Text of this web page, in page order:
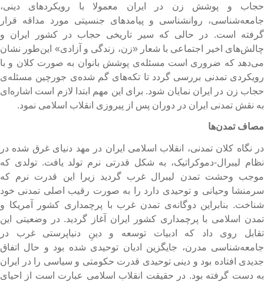
و پوشش زن در ایران معمولا با رویکردهای دینی،
روانشناسی و پیامدهای جنسیتی مورد مداقه قرار
است. در حالی که سیر تاریخی حجاب در کشور ایران و
اخیر اجتماعی با شعار «زن، زندگی و آزادی» این‌طور نشان
که ضروری است مسئله‌ی پوشش بانوان به صورت کلان و با
تمدنی بررسی گردد تا تکه‌های گم شده‌ی جورچین مسئله‌ی
زن در ایران نمایان شود. برای این مهم ابتدا لازم است اشاره‌ای
نقش تمدنی ایران در دوران پس از پیروزی انقلاب اسلامی نمود.
تمدن‌‌ها
نگاه کلان تمدنی، انقلاب اسلامی ایران در مهد دنیای غرق شده در
لیبرال-دموکراتیک، به شکل قدرتی نرم تولد یافت. تولدی که
وحشت تمدن لیبرال غرب گردید زیرا این قدرت نرم که
وحیانی و توحیدی دارد را به صورت رقیب اصلی تمدنی خود
بنابراین دوگانه‌ی تمدن غرب با پرچمداری کشور آمریکا و
اسلامی با پرچمداری کشور ایران آغاز گردید. در وضعیتی این
روی داد که ادبیات توسعه و دینِ دنیاپرستی غرب در
مدرن، جایگزین ادیان توحیدی شده بود و حال اتفاق
افتاده بود و دینی توحیدی قدرت حکومتی و سیاسی را در ایران
دست گرفته بود. در حقیقت انقلاب اسلامی عبارت است از احیای